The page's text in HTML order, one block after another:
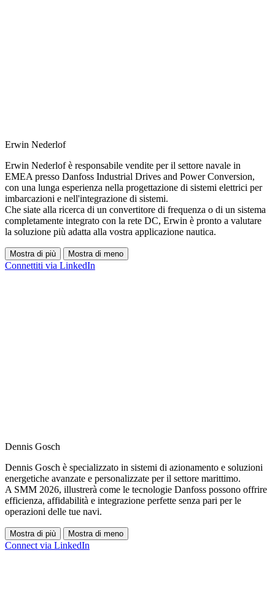
Erwin Nederlof
Erwin Nederlof è responsabile vendite per il settore navale in
EMEA presso Danfoss Industrial Drives and Power Conversion,
con una lunga esperienza nella progettazione di sistemi elettrici per
imbarcazioni e nell'integrazione di sistemi.
Che siate alla ricerca di un convertitore di frequenza o di un sistema
completamente integrato con la rete DC, Erwin è pronto a valutare
la soluzione più adatta alla vostra applicazione nautica.
Mostra di più Mostra di meno
Connettiti via LinkedIn
Dennis Gosch
Dennis Gosch è specializzato in sistemi di azionamento e soluzioni
energetiche avanzate e personalizzate per il settore marittimo.
A SMM 2026, illustrerà come le tecnologie Danfoss possono offrire
efficienza, affidabilità e integrazione perfette senza pari per le
operazioni delle tue navi.
Mostra di più Mostra di meno
Connect via LinkedIn